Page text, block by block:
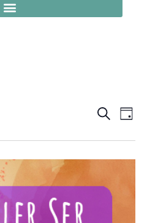
de
y
vistas
Buscar
de
Día